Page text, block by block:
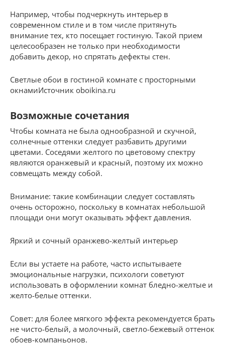
Например, чтобы подчеркнуть интерьер в
современном стиле и в том числе притянуть
внимание тех, кто посещает гостиную. Такой прием
целесообразен не только при необходимости
добавить декор, но спрятать дефекты стен.
Светлые обои в гостиной комнате с просторными
окнамиИсточник oboikina.ru
Возможные сочетания
Чтобы комната не была однообразной и скучной,
солнечные оттенки следует разбавить другими
цветами. Соседями желтого по цветовому спектру
являются оранжевый и красный, поэтому их можно
совмещать между собой.
Внимание: такие комбинации следует составлять
очень осторожно, поскольку в комнатах небольшой
площади они могут оказывать эффект давления.
Яркий и сочный оранжево-желтый интерьер
Если вы устаете на работе, часто испытываете
эмоциональные нагрузки, психологи советуют
использовать в оформлении комнат бледно-желтые и
желто-белые оттенки.
Совет: для более мягкого эффекта рекомендуется брать
не чисто-белый, а молочный, светло-бежевый оттенок
обоев-компаньонов.